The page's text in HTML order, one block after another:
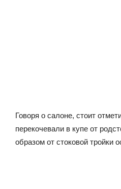
Говоря о салоне, стоит
перекочевали в купе от
образом от стоковой тройки